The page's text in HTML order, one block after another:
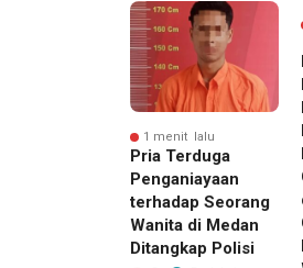
1 menit lalu
Pria Terduga
Penganiayaan
terhadap Seorang
Wanita di Medan
Ditangkap Polisi